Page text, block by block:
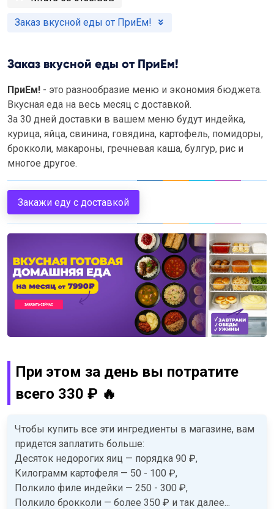
Заказ вкусной еды от ПриЕм!
Заказ вкусной еды от ПриЕм!
ПриЕм! - это разнообразие меню и экономия бюджета.
Вкусная еда на весь месяц с доставкой.
За 30 дней доставки в вашем меню будут индейка,
курица, яйца, свинина, говядина, картофель, помидоры,
брокколи, макароны, гречневая каша, булгур, рис и
многое другое.
Закажи еду с доставкой
При этом за день вы потратите
всего 330 ₽ 🔥
Чтобы купить все эти ингредиенты в магазине, вам
придется заплатить больше:
Десяток недорогих яиц — порядка 90 ₽,
Килограмм картофеля — 50 - 100 ₽,
Полкило филе индейки — 250 - 300 ₽,
Полкило брокколи — более 350 ₽ и так далее...